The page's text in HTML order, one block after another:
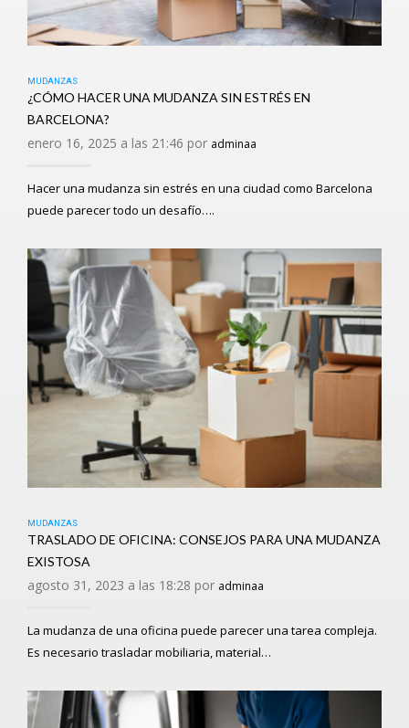
MUDANZAS
¿CÓMO HACER UNA MUDANZA SIN ESTRÉS EN
BARCELONA?
enero 16, 2025 a las 21:46 por adminaa
Hacer una mudanza sin estrés en una ciudad como Barcelona
puede parecer todo un desafío….
MUDANZAS
TRASLADO DE OFICINA: CONSEJOS PARA UNA MUDANZA
EXISTOSA
agosto 31, 2023 a las 18:28 por adminaa
La mudanza de una oficina puede parecer una tarea compleja.
Es necesario trasladar mobiliaria, material…